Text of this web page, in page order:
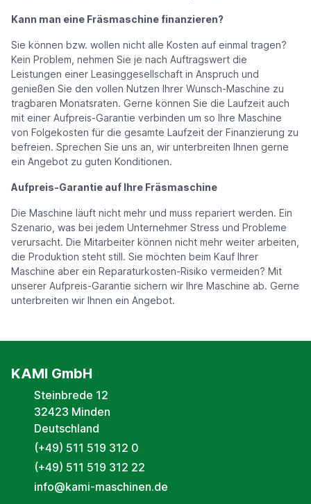
Kann man eine Fräsmaschine finanzieren?
Sie können bzw. wollen nicht alle Kosten auf einmal tragen?
Kein Problem, nehmen Sie je nach Auftragswert die
Leistungen einer Leasinggesellschaft in Anspruch und
genießen Sie den vollen Nutzen Ihrer Wunsch-Maschine zu
tragbaren Monatsraten. Gerne können Sie die Laufzeit auch
mit einer Aufpreis-Garantie verbinden um so Ihre Maschine
von Folgekosten für die gesamte Laufzeit der Finanzierung zu
befreien. Sprechen Sie uns an, wir unterbreiten Ihnen gerne
ein Angebot zu guten Konditionen.
Aufpreis-Garantie auf Ihre Fräsmaschine
Die Maschine läuft nicht mehr und muss repariert werden. Ein
Szenario, was bei jedem Unternehmer Stress und Probleme
verursacht. Die Mitarbeiter können nicht mehr weiter arbeiten,
die Produktion steht still. Sie möchten beim Kauf Ihrer
Maschine aber ein Reparaturkosten-Risiko vermeiden? Mit
unserer Aufpreis-Garantie sichern wir Ihre Maschine ab. Gerne
unterbreiten wir Ihnen ein Angebot.
KAMI GmbH
Steinbrede 12
32423 Minden
Deutschland
(+49) 511 519 312 0
(+49) 511 519 312 22
info@kami-maschinen.de